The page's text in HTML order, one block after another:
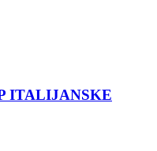
ITALIJANSKE